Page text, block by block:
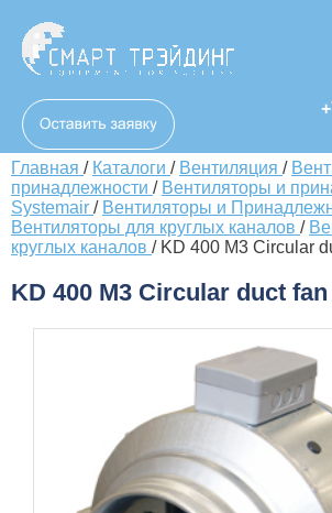
Главная / Каталоги / Вентиляция /
принадлежности / Вентиляторы и
Systemair / Вентиляторы и
Вентиляторы для круглых каналов /
круглых каналов / KD 400 M3 Circular
KD 400 M3 Circular duct fan